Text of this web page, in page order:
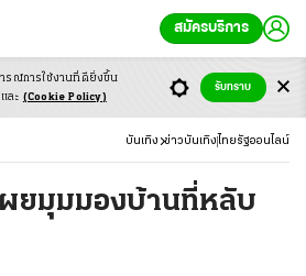
สมัครบริการ
บันเทิง ข่าวบันเทิง ไทยรัฐออนไลน์
ยมุมมองบ้านที่หลับ
รณ์การใช้งานที่ดียิ่งขึ้น
และ (Cookie Policy)
รับทราบ